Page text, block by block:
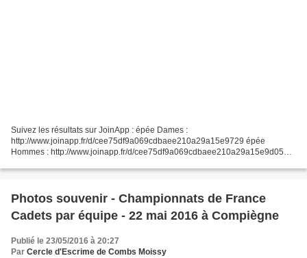
Suivez les résultats sur JoinApp : épée Dames :
http://www.joinapp.fr/d/cee75df9a069cdbaee210a29a15e9729 épée
Hommes : http://www.joinapp.fr/d/cee75df9a069cdbaee210a29a15e9d05
http://www.joinapp.fr/d/cee75df9a069cdbaee210a29a15ea642 fleuret...
Photos souvenir - Championnats de France
Cadets par équipe - 22 mai 2016 à Compiègne
Publié le 23/05/2016 à 20:27
Par Cercle d'Escrime de Combs Moissy